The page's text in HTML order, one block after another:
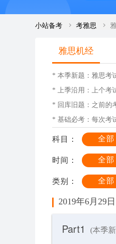
小站备考 考雅思
雅思机经
* 本季新题：雅思考
* 上季沿用：上个考
* 回库旧题：之前的
* 基础必考：每次考
科目： 全部
时间： 全部
类别： 全部
2019年6月29日
Part1 (本季